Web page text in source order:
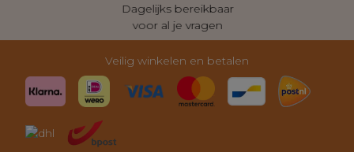
Dagelijks bereikbaar
voor al je vragen
Veilig winkelen en betalen